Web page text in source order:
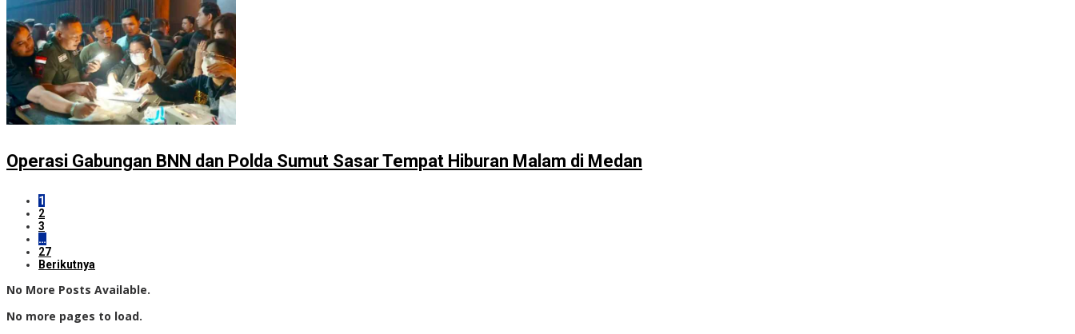
Operasi Gabungan BNN dan Polda Sumut Sasar Tempat Hiburan Malam di Medan
1
2
3
…
27
Berikutnya
No More Posts Available.
No more pages to load.